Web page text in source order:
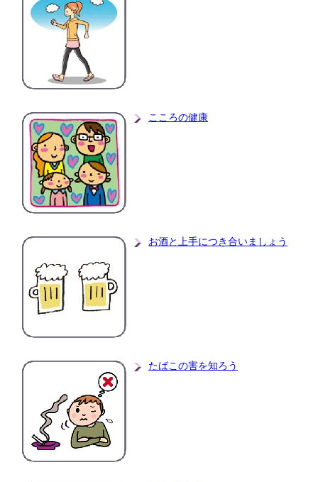
こころの健康
お酒と上手につき合いましょう
たばこの害を知ろう